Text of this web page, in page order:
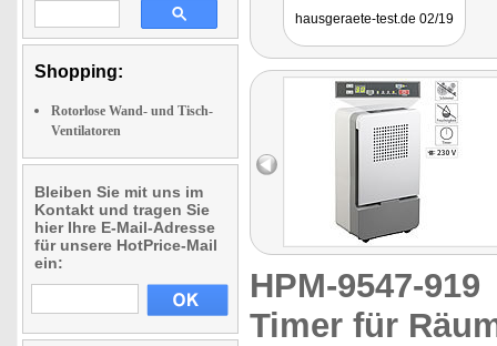
Shopping:
Rotorlose Wand- und Tisch-
Ventilatoren
Bleiben Sie mit uns im
Kontakt und tragen Sie
hier Ihre E-Mail-Adresse
für unsere HotPrice-Mail
ein:
kontrolliert werden."
hausgeraete-test.de 02/19
HPM-9547-
Timer für